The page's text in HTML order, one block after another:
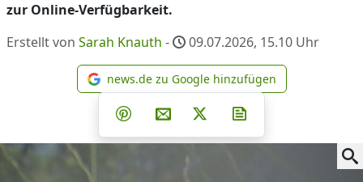
zur Online-Verfügbarkeit.
Erstellt von Sarah Knauth - 09.07.2026, 15.10 Uhr
news.de zu Google
news.de zu Google hinzufügen
Teilen auf Facebook
Teilen auf Whatsapp
Teilen auf Telegram
Teilen auf Pinterest
Per E-Mail teilen
Post auf X